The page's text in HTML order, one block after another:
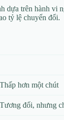
dựa trên hành vi
tỷ lệ chuyển đổi.
Thấp hơn một chút
Tương đối, nhưng